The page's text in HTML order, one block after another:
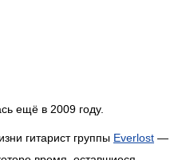
ещё в 2009 году.
гитарист группы Everlost —